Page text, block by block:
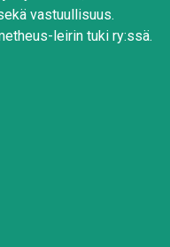
vastuullisuus.
leirin tuki ry:ssä.